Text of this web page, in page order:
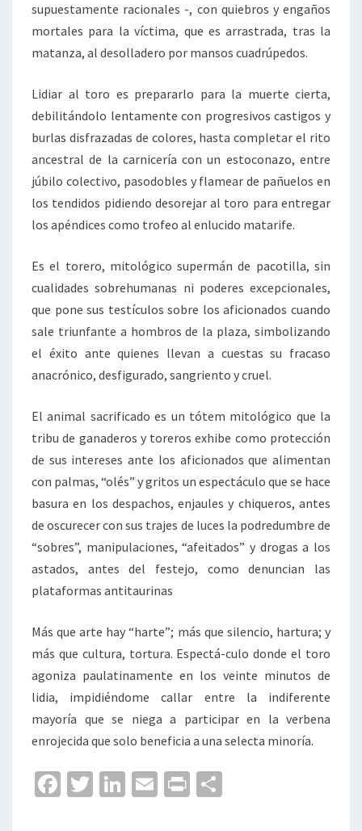
supuestamente racionales -, con quiebros y engaños
mortales para la víctima, que es arrastrada, tras la
matanza, al desolladero por mansos cuadrúpedos.
Lidiar al toro es prepararlo para la muerte cierta,
debilitándolo lentamente con progresivos castigos y
burlas disfrazadas de colores, hasta completar el rito
ancestral de la carnicería con un estoconazo, entre
júbilo colectivo, pasodobles y flamear de pañuelos en
los tendidos pidiendo desorejar al toro para entregar
los apéndices como trofeo al enlucido matarife.
Es el torero, mitológico supermán de pacotilla, sin
cualidades sobrehumanas ni poderes excepcionales,
que pone sus testículos sobre los aficionados cuando
sale triunfante a hombros de la plaza, simbolizando
el éxito ante quienes llevan a cuestas su fracaso
anacrónico, desfigurado, sangriento y cruel.
El animal sacrificado es un tótem mitológico que la
tribu de ganaderos y toreros exhibe como protección
de sus intereses ante los aficionados que alimentan
con palmas, “olés” y gritos un espectáculo que se hace
basura en los despachos, enjaules y chiqueros, antes
de oscurecer con sus trajes de luces la podredumbre de
“sobres”, manipulaciones, “afeitados” y drogas a los
astados, antes del festejo, como denuncian las
plataformas antitaurinas
Más que arte hay “harte”; más que silencio, hartura; y
más que cultura, tortura. Espectá-culo donde el toro
agoniza paulatinamente en los veinte minutos de
lidia, impidiéndome callar entre la indiferente
mayoría que se niega a participar en la verbena
enrojecida que solo beneficia a una selecta minoría.
Fa T
Li
E
Pr